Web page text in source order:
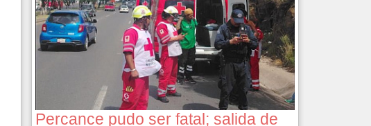
Percance pudo ser fatal; salida de